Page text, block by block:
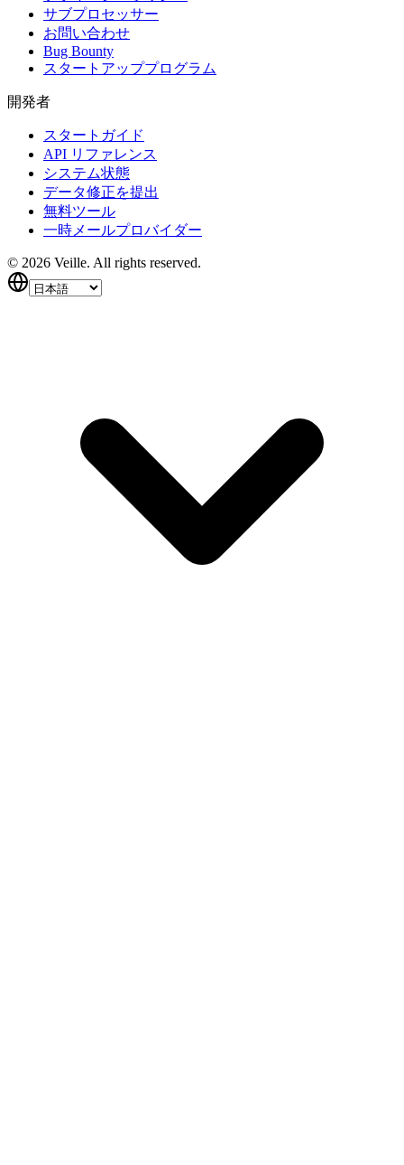
サブプロセッサー
お問い合わせ
Bug Bounty
スタートアッププログラム
開発者
スタートガイド
API リファレンス
システム状態
データ修正を提出
無料ツール
一時メールプロバイダー
© 2026 Veille. All rights reserved.